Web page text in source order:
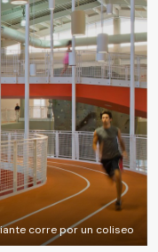
corre por un coliseo